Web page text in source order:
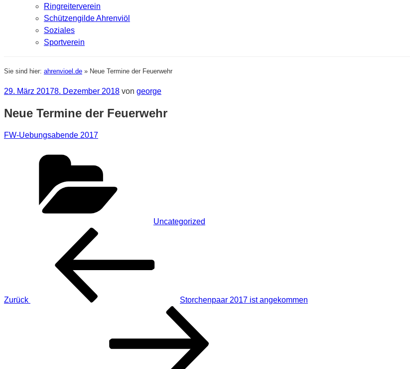
Ringreiterverein
Schützengilde Ahrenviöl
Soziales
Sportverein
Sie sind hier: ahrenvioel.de » Neue Termine der Feuerwehr
Veröffentlicht
29. März 20178. Dezember 2018 von george
Neue Termine der Feuerwehr
FW-Uebungsabende 2017
Uncategorized
Beitragsnavigation
Zurück
Storchenpaar 2017 ist angekommen